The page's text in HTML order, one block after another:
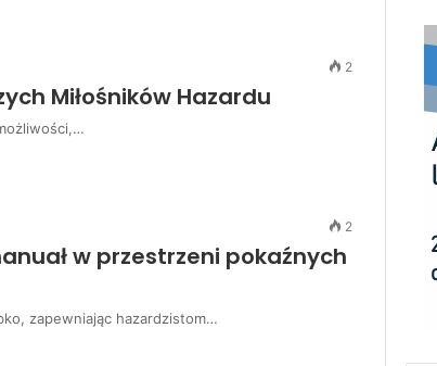
2
Miłośników Hazardu
2
w przestrzeni pokaźnych
zapewniając hazardzistom…